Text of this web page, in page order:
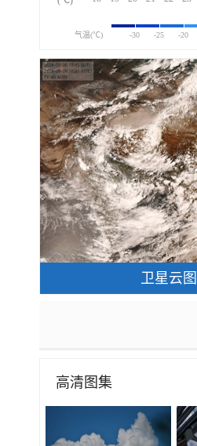
气温(℃) -30 -25 -20
卫星云图
高清图集